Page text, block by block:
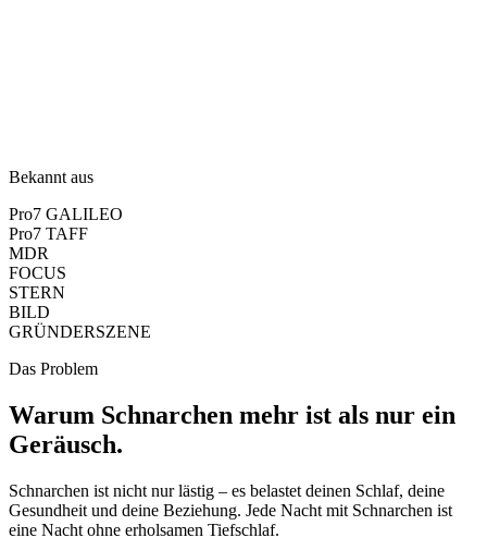
Bekannt aus
Pro7 GALILEO
Pro7 TAFF
MDR
FOCUS
STERN
BILD
GRÜNDERSZENE
Das Problem
Warum Schnarchen mehr ist als nur ein
Geräusch.
Schnarchen ist nicht nur lästig – es belastet deinen Schlaf, deine
Gesundheit und deine Beziehung. Jede Nacht mit Schnarchen ist
eine Nacht ohne erholsamen Tiefschlaf.